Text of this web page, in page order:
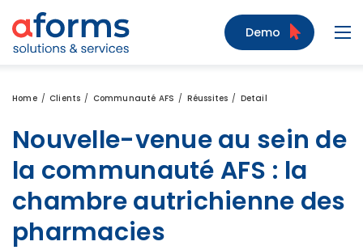
Zum Inhalt
Zum Menü
Zur Suche
Demo
Home Clients Communauté AFS Réussites Detail
Nouvelle-venue au sein de
la communauté AFS : la
chambre autrichienne des
pharmacies